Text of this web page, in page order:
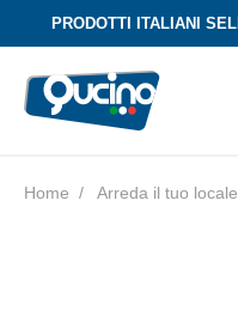
PRODOTTI ITALIANI
Home Arreda il tuo locale